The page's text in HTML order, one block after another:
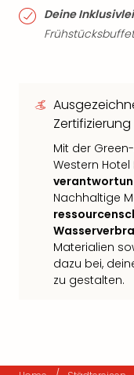
Deine
Zertifizierung
Mit der
Western
Nachhaltige
Materialien
dazu bei,
zu gestalten.